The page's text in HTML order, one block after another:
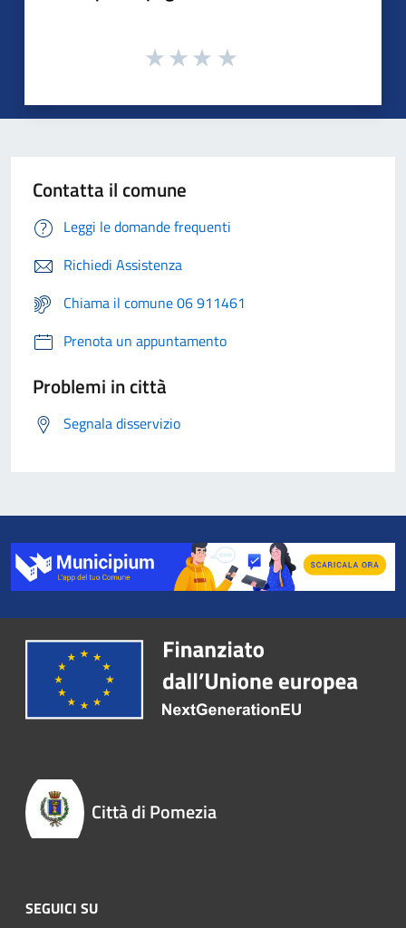
Contatta il comune
Leggi le domande frequenti
Richiedi Assistenza
Chiama il comune 06 911461
Prenota un appuntamento
Problemi in città
Segnala disservizio
Città di Pomezia
SEGUICI SU